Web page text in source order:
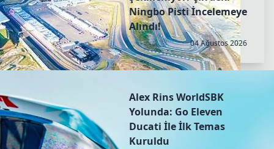
Ningbo Pisti İncelemeye
Alındı!
04 Ağustos 2026
Alex Rins WorldSBK
Yolunda: Go Eleven
Ducati İle İlk Temas
Kuruldu